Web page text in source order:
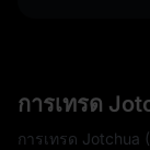
การเทรด
การเทรด Jotchua